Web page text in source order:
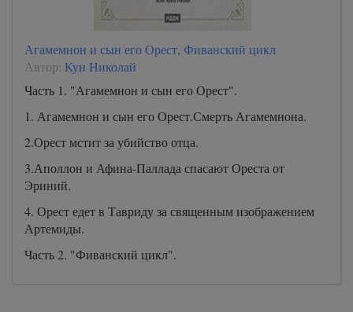
Агамемнон и сын его Орест, Фиванский цикл
Автор: Кун Николай
Часть 1. "Агамемнон и сын его Орест".
1. Агамемнон и сын его Орест.Смерть Агамемнона.
2.Орест мстит за убийство отца.
3.Аполлон и Афина-Паллада спасают Ореста от
Эриний.
4. Орест едет в Тавриду за священным изображением
Артемиды.
Часть 2. "Фиванский цикл".